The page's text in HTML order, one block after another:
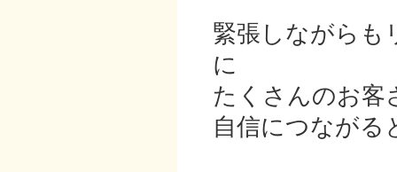
緊張しながらも
に
たくさんのお客
自信につながる